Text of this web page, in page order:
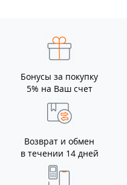
Бонусы за покупку
5% на Ваш счет
Возврат и обмен
в течении 14 дней